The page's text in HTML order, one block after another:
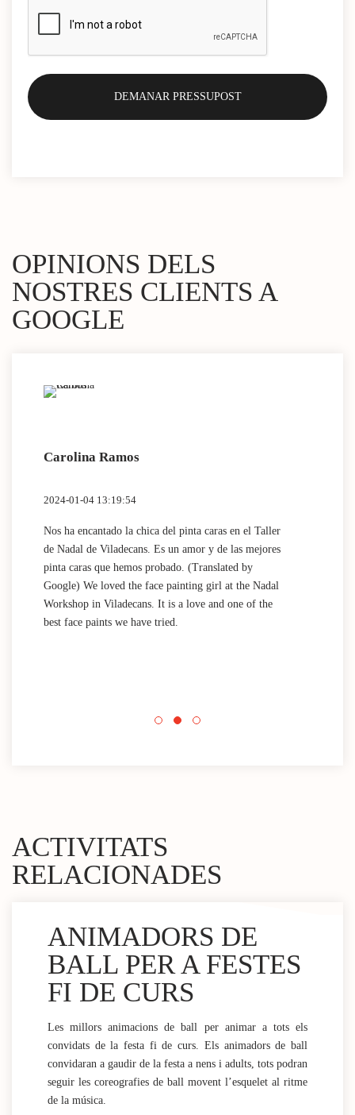
OPINIONS DELS
NOSTRES CLIENTS A
GOOGLE
Carolina Ramos
2024-01-04 13:19:54
Nos ha encantado la chica del pinta caras en el Taller
de Nadal de Viladecans. Es un amor y de las mejores
pinta caras que hemos probado. (Translated by
Google) We loved the face painting girl at the Nadal
Workshop in Viladecans. It is a love and one of the
best face paints we have tried.
ACTIVITATS
RELACIONADES
ANIMADORS DE
BALL PER A FESTES
FI DE CURS
Les millors animacions de ball per animar a tots els
convidats de la festa fi de curs. Els animadors de ball
convidaran a gaudir de la festa a nens i adults, tots podran
seguir les coreografies de ball movent l’esquelet al ritme
de la música.